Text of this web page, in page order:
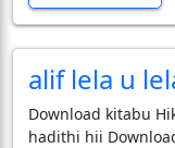
alif lela u
Download kitabu
hadithi hii